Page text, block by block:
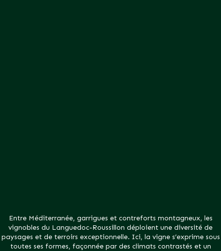
Entre Méditerranée, garrigues et contreforts montagneux, les
vignobles du Languedoc-Roussillon déploient une diversité de
paysages et de terroirs exceptionnelle. Ici, la vigne s’exprime sous
toutes ses formes, façonnée par des climats contrastés et un